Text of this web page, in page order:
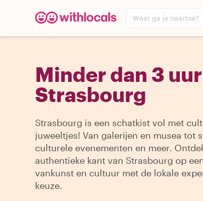
Waar ga je naartoe?
Minder dan 3
Strasbourg
Strasbourg is een schatkist vol met
juweeltjes! Van galerijen en musea tot
culturele evenementen en meer.
authentieke kant van Strasbourg op
vankunst en cultuur met de lokale
keuze.